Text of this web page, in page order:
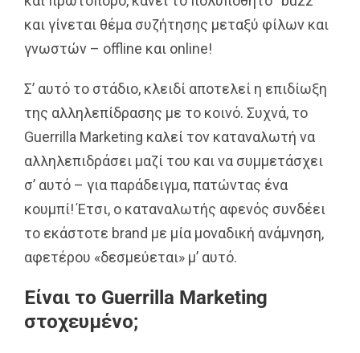
και γίνεται θέμα συζήτησης μεταξύ φίλων και
γνωστών – offline και online!
Σ’ αυτό το στάδιο, κλειδί αποτελεί η επιδίωξη
της αλληλεπίδρασης με το κοινό. Συχνά, το
Guerrilla Marketing καλεί τον καταναλωτή να
αλληλεπιδράσει μαζί του και να συμμετάσχει
σ’ αυτό – για παράδειγμα, πατώντας ένα
κουμπί! Έτσι, ο καταναλωτής αφενός συνδέει
το εκάστοτε brand με μία μοναδική ανάμνηση,
αφετέρου «δεσμεύεται» μ’ αυτό.
Είναι το Guerrilla Marketing
στοχευμένο;